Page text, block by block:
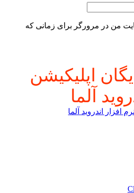
من در مرورگر برای زمانی که
اپلیکیشن
آلما
افزار اندروید آلما